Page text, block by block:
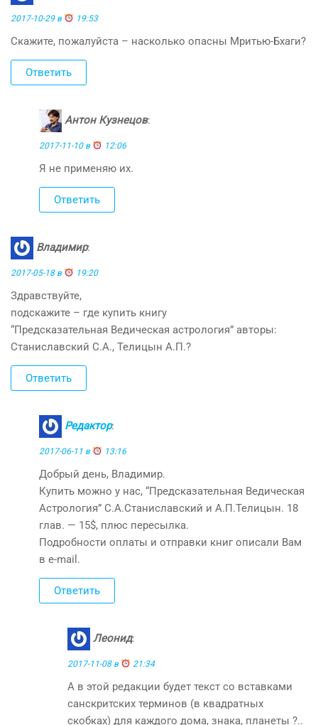
2017-10-29 в 19:53
Скажите, пожалуйста – насколько опасны Мритью-Бхаги?
Ответить
Антон Кузнецов:
2017-11-10 в 12:06
Я не применяю их.
Ответить
Владимир:
2017-05-18 в 19:20
Здравствуйте,
подскажите – где купить книгу
“Предсказательная Ведическая астрология” авторы:
Станиславский С.А., Телицын А.П.?
Ответить
Редактор:
2017-06-11 в 13:16
Добрый день, Владимир.
Купить можно у нас, “Предсказательная Ведическая
Астрология” С.А.Станиславский и А.П.Телицын. 18
глав. — 15$, плюс пересылка.
Подробности оплаты и отправки книг описали Вам
в e-mail.
Ответить
Леонид:
2017-11-08 в 21:34
А в этой редакции будет текст со вставками
санскритских терминов (в квадратных
скобках) для каждого дома, знака, планеты ?..